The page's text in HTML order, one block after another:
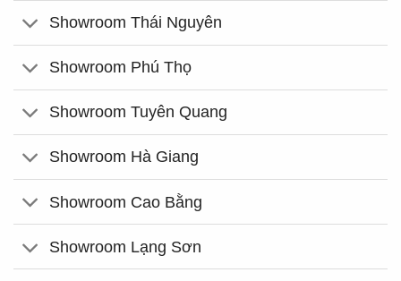
Showroom Thái Nguyên
Showroom Phú Thọ
Showroom Tuyên Quang
Showroom Hà Giang
Showroom Cao Bằng
Showroom Lạng Sơn